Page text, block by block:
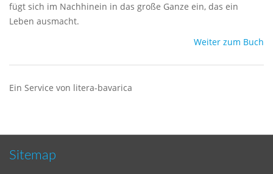
fügt sich im Nachhinein in das große Ganze ein, das ein
Leben ausmacht.
Weiter zum Buch
Ein Service von litera-bavarica
Sitemap